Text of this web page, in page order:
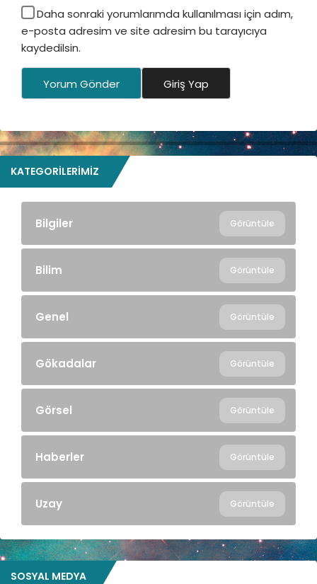
Daha sonraki yorumlarımda kullanılması için adım,
e-posta adresim ve site adresim bu tarayıcıya
kaydedilsin.
Yorum Gönder Giriş Yap
KATEGORILERIMIZ
Bilgiler Görüntüle
Bilim Görüntüle
Genel Görüntüle
Gökadalar Görüntüle
Görsel Görüntüle
Haberler Görüntüle
Uzay Görüntüle
SOSYAL MEDYA